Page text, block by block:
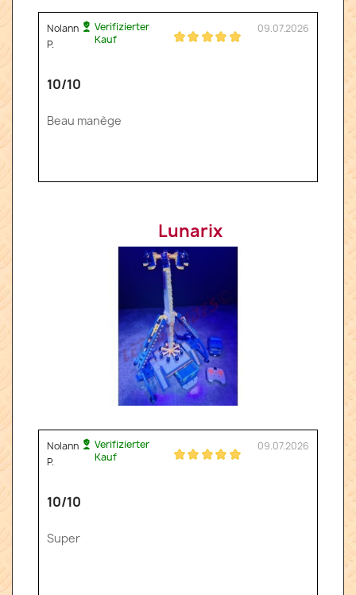
Nolann
P.
Verifizierter
Kauf
09.07.2026
10/10
Beau manège
Lunarix
Nolann
P.
Verifizierter
Kauf
09.07.2026
10/10
Super